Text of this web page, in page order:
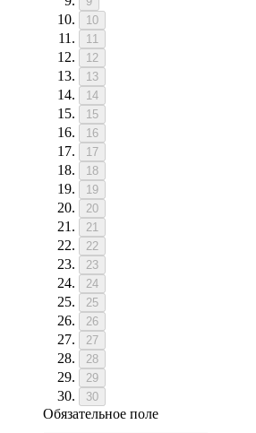
10
11
12
13
14
15
16
17
18
19
20
21
22
23
24
25
26
27
28
29
30
Обязательное поле